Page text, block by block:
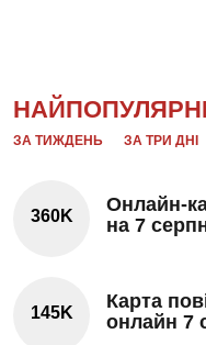
ЗА ТИЖДЕНЬ ЗА ТРИ ДНІ
360K
Онлайн-
на 7
145K
Карта
онлайн 7